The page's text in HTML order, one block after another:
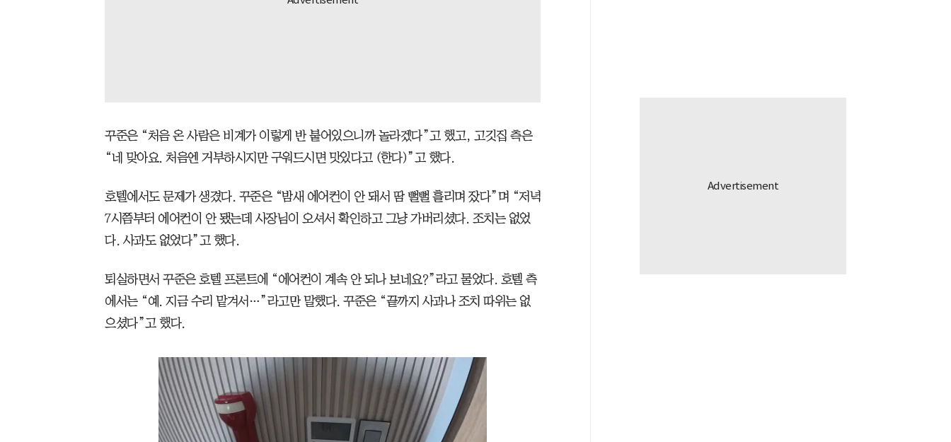
꾸준은 “처음 온 사람은 비계가 이렇게 반 붙어있으니까 놀라겠다”고 했고, 고깃집 측은
“네 맞아요. 처음엔 거부하시지만 구워드시면 맛있다고 (한다)”고 했다.
호텔에서도 문제가 생겼다. 꾸준은 “밤새 에어컨이 안 돼서 땀 뻘뻘 흘리며 잤다”며 “저녁
7시쯤부터 에어컨이 안 됐는데 사장님이 오셔서 확인하고 그냥 가버리셨다. 조치는 없었
다. 사과도 없었다”고 했다.
퇴실하면서 꾸준은 호텔 프론트에 “에어컨이 계속 안 되나 보네요?”라고 물었다. 호텔 측
에서는 “예. 지금 수리 맡겨서…”라고만 말했다. 꾸준은 “끝까지 사과나 조치 따위는 없
으셨다”고 했다.